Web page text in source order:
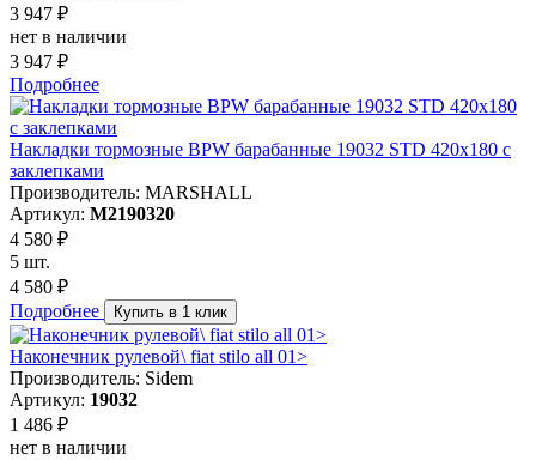
3 947 ₽
нет в наличии
3 947 ₽
Подробнее
Накладки тормозные BPW барабанные 19032 STD 420x180 с
заклепками
Производитель: MARSHALL
Артикул: M2190320
4 580 ₽
5 шт.
4 580 ₽
Подробнее
Купить в 1 клик
Наконечник рулевой\ fiat stilo all 01>
Производитель: Sidem
Артикул: 19032
1 486 ₽
нет в наличии